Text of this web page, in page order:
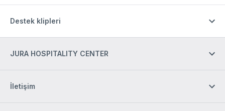
Destek klipleri
JURA HOSPITALITY CENTER
İletişim